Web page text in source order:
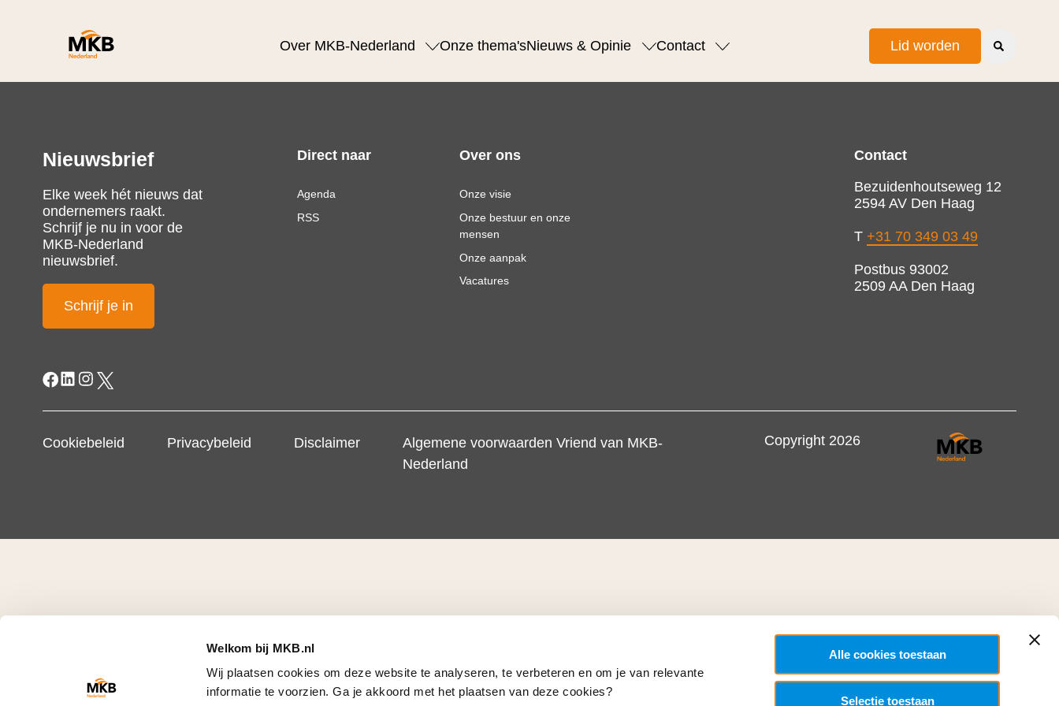
Welkom bij MKB.nl
Wij plaatsen cookies om deze website te analyseren, te verbeteren en om je van relevante
informatie te voorzien. Ga je akkoord met het plaatsen van deze cookies?
Alle cookies toestaan
Selectie toestaan
Over MKB-Nederland Onze thema'sNieuws & Opinie Contact Lid worden
Nieuwsbrief
Elke week hét nieuws dat
ondernemers raakt.
Schrijf je nu in voor de
MKB-Nederland
nieuwsbrief.
Schrijf je in
Direct naar
Agenda
RSS
Over ons
Onze visie
Onze bestuur en onze
mensen
Onze aanpak
Vacatures
Contact
Bezuidenhoutseweg 12
2594 AV Den Haag
T +31 70 349 03 49
Postbus 93002
2509 AA Den Haag
Cookiebeleid Privacybeleid Disclaimer
Algemene voorwaarden Vriend van MKB-
Nederland
Copyright 2026